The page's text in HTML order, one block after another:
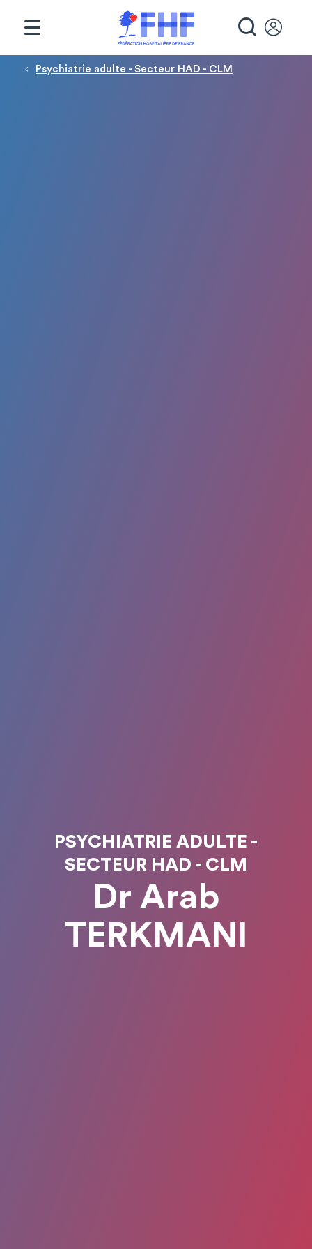
Fil d'Ariane
Psychiatrie adulte - Secteur HAD - CLM
PSYCHIATRIE ADULTE -
SECTEUR HAD - CLM
Dr Arab
TERKMANI
Panneau de gestion des cookies